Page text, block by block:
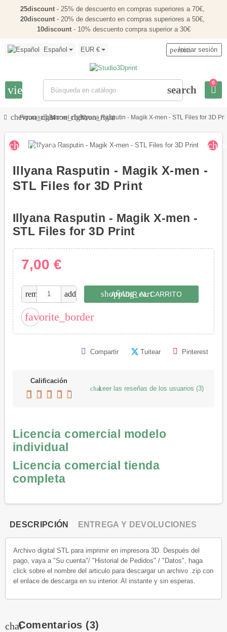
25discount - 25% de descuento en compras superiores a 70€,
20discount - 20% de descuento en compras superiores a 50€,
10discount- 10% descuento compra superior a 30€
Español EUR €
view_headline search
person
Iniciar sesión
0
chevron_right
Figuraschevron_right
Marvel chevron_right
Illyana Rasputin - Magik X-men - STL Files for 3D
chevron_left
Illyana Rasputin - Magik X-men -
STL Files for 3D Print
Illyana Rasputin - Magik X-men -
STL Files for 3D Print
7,00 €
remove add shopping_cart
AÑADIR AL CARRITO
favorite_border
Compartir Tuitear Pinterest
Calificación
chatLeer las reseñas de los usuarios (3)
Licencia comercial modelo
individual
Licencia comercial tienda
completa
DESCRIPCIÓN ENTREGA Y DEVOLUCIONES
Archivo digital STL para imprimir en impresora 3D. Después del
pago, vaya a "Su cuenta"/ "Historial de Pedidos" / "Datos", haga
click sobre el nombre del articulo para descargar un archivo .zip con
el enlace de descarga en su interior. Al instante y sin esperas.
chatComentarios (3)